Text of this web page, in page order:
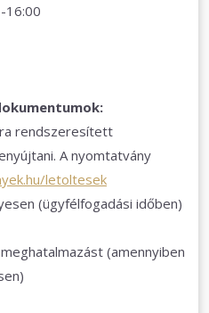
16:00
rendszeresített
A nyomtatvány
letoltesek
(ügyfélfogadási időben)
(amennyiben